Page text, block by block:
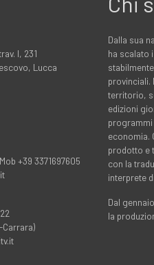
I, 231
Lucca
+39 3371697605
Carrara)
Dalla sua
ha scalato
provinciali.
territorio,
edizioni
economia.
prodotto e
con la
interprete
Dal
la